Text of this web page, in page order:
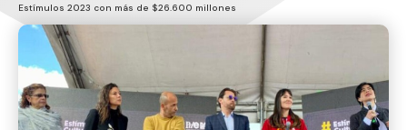
Estímulos 2023 con más de $26.600 millones